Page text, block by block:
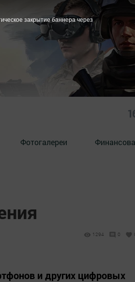
Фотогалереи
1294 0
и других цифровых
закрытие баннера через